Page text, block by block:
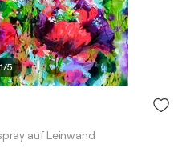
1/5
auf Leinwand